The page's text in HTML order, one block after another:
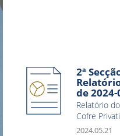
2ª
de 2024-
Relatório
Cofre
2024.05.21